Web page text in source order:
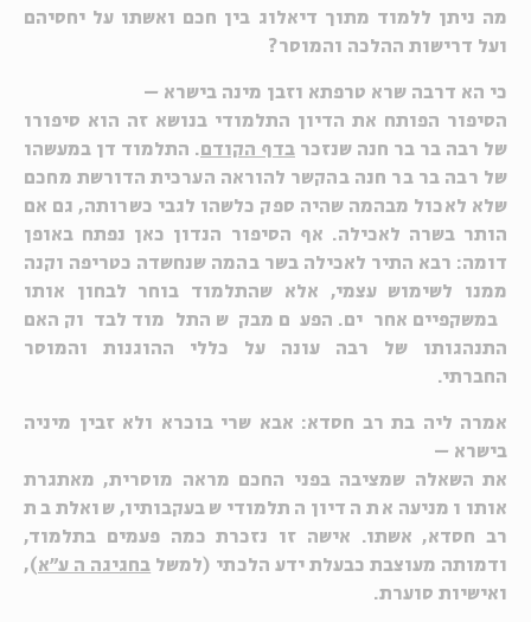
מה ניתן ללמוד מתוך דיאלוג בין חכם ואשתו על יחסיהם
ועל דרישות ההלכה והמוסר?
כי הא דרבה שרא טרפתא וזבן מינה בישרא –
הסיפור הפותח את הדיון התלמודי בנושא זה הוא סיפורו
של רבה בר בר חנה שנזכר בדף הקודם. התלמוד דן במעשהו
של רבה בר בר חנה בהקשר להוראה הערכית הדורשת מחכם
שלא לאכול מבהמה שהיה ספק כלשהו לגבי כשרותה, גם אם
הותר בשרה לאכילה. אף הסיפור הנדון כאן נפתח באופן
דומה: רבא התיר לאכילה בשר בהמה שנחשדה כטריפה וקנה
ממנו לשימוש עצמי, אלא שהתלמוד בוחר לבחון אותו
במשקפיים אחרים. הפעם מבקש התלמוד לבדוק האם
התנהגותו של רבה עונה על כללי ההוגנות והמוסר
החברתי.
אמרה ליה בת רב חסדא: אבא שרי בוכרא ולא זבין מיניה
בישרא –
את השאלה שמציבה בפני החכם מראה מוסרית, מאתגרת
אותו ומניעה את הדיון התלמודי שבעקבותיו, שואלת בת
רב חסדא, אשתו. אישה זו נזכרת כמה פעמים בתלמוד,
ודמותה מעוצבת כבעלת ידע הלכתי (למשל בחגיגה ה ע"א ),
ואישיות סוערת.